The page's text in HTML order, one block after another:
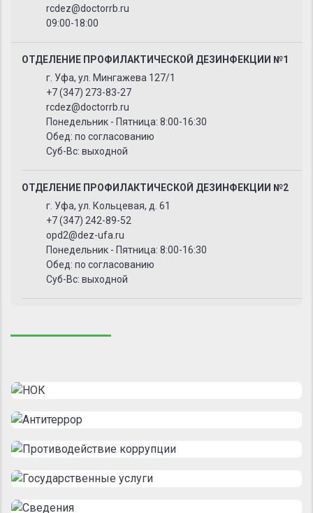
rcdez@doctorrb.ru
09:00-18:00
ОТДЕЛЕНИЕ ПРОФИЛАКТИЧЕСКОЙ ДЕЗИНФЕКЦИИ №1
г. Уфа, ул. Мингажева 127/1
+7 (347) 273-83-27
rcdez@doctorrb.ru
Понедельник - Пятница: 8:00-16:30
Обед: по согласованию
Суб-Вс: выходной
ОТДЕЛЕНИЕ ПРОФИЛАКТИЧЕСКОЙ ДЕЗИНФЕКЦИИ №2
г. Уфа, ул. Кольцевая, д. 61
+7 (347) 242-89-52
opd2@dez-ufa.ru
Понедельник - Пятница: 8:00-16:30
Обед: по согласованию
Суб-Вс: выходной
г. Уфа, ул. З. Валиди, д. 9